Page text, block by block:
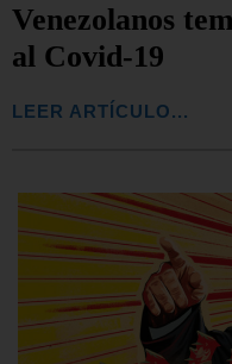
Venezolanos
al Covid-19
LEER ARTÍCULO...